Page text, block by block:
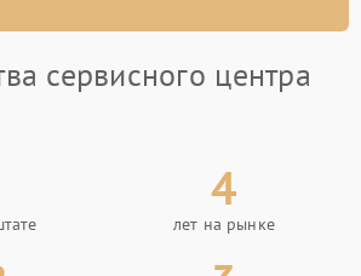
сервисного центра
4
лет на рынке